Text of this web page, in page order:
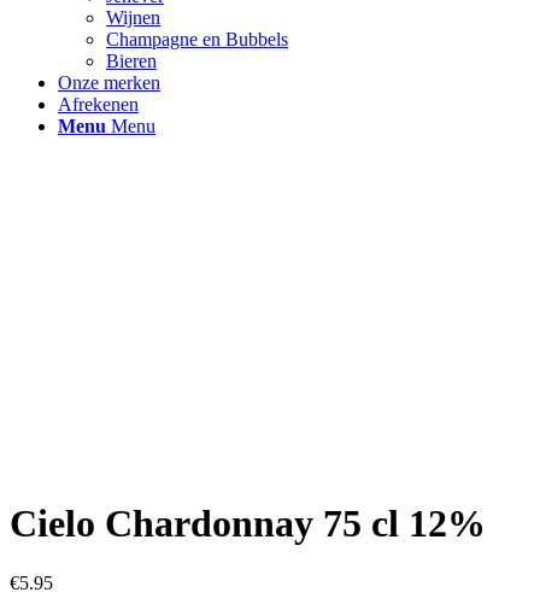
Wijnen
Champagne en Bubbels
Bieren
Onze merken
Afrekenen
Menu Menu
Cielo Chardonnay 75 cl 12%
€5.95